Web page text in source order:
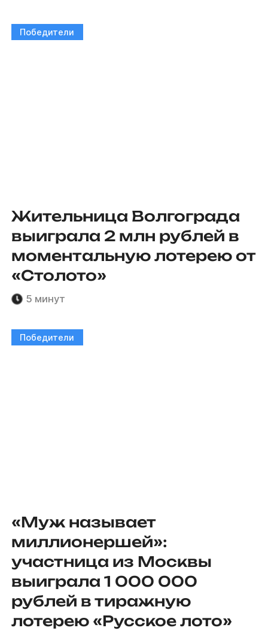
Победители
Жительница Волгограда
выиграла 2 млн рублей в
моментальную лотерею от
«Столото»
5 минут
Победители
«Муж называет
миллионершей»:
участница из Москвы
выиграла 1 000 000
рублей в тиражную
лотерею «Русское лото»